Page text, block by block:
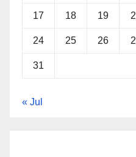
17 18 19
24 25 26
31
« Jul